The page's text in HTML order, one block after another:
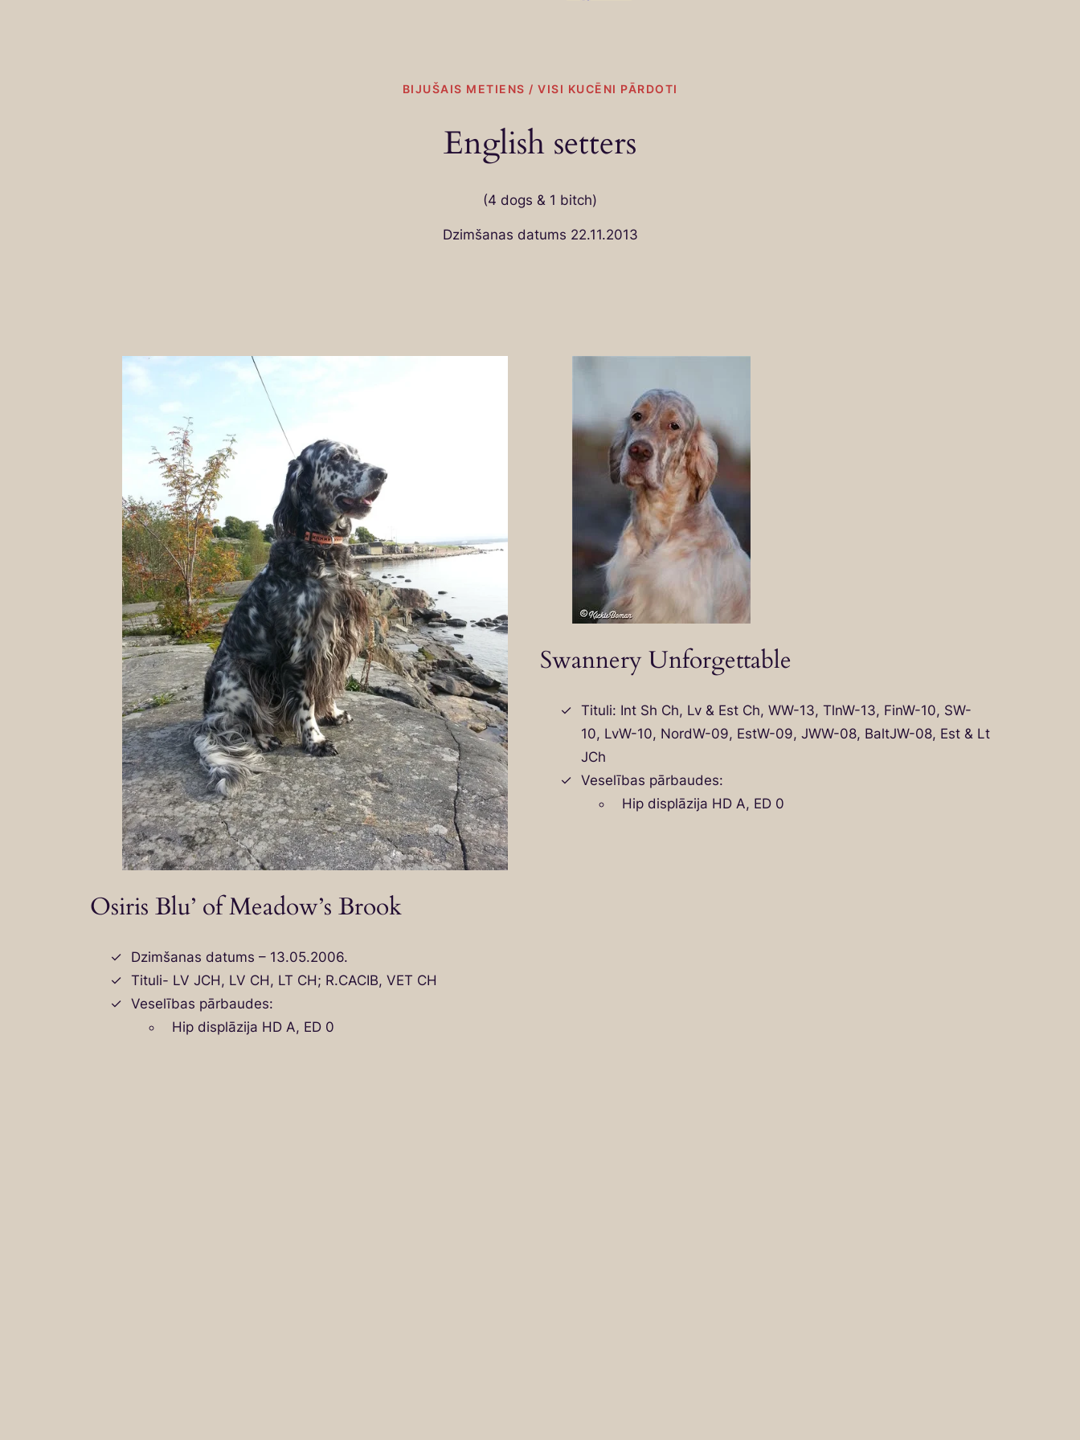
BIJUŠAIS METIENS / VISI KUCĒNI PĀRDOTI
English setters
(4 dogs & 1 bitch)
Dzimšanas datums 22.11.2013
Osiris Blu’ of Meadow’s Brook
Dzimšanas datums – 13.05.2006.
Tituli- LV JCH, LV CH, LT CH; R.CACIB, VET CH
Veselības pārbaudes:
Hip displāzija HD A, ED 0
Swannery Unforgettable
Tituli: Int Sh Ch, Lv & Est Ch, WW-13, TlnW-13, FinW-10, SW-
10, LvW-10, NordW-09, EstW-09, JWW-08, BaltJW-08, Est & Lt
JCh
Veselības pārbaudes:
Hip displāzija HD A, ED 0